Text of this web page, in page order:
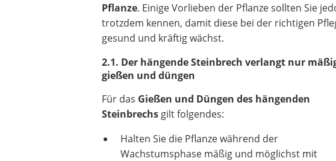
Pflanze. Einige Vorlieben der Pflanze sollten Sie
trotzdem kennen, damit diese bei der richtigen
gesund und kräftig wächst.
2.1. Der hängende Steinbrech verlangt nur
gießen und düngen
Für das Gießen und Düngen des hängenden
Steinbrechs gilt folgendes:
Halten Sie die Pflanze während der
Wachstumsphase mäßig und möglichst mit